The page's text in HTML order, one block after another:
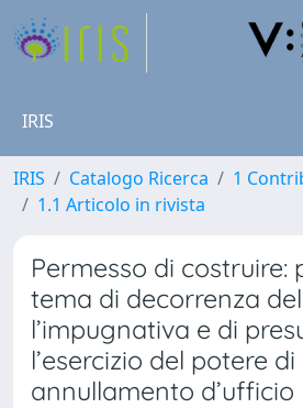
IRIS
IRIS Catalogo Ricerca
1
1.1 Articolo in rivista
Permesso di costruire:
tema di decorrenza
l’impugnativa e di
l’esercizio del potere di
annullamento d’ufficio